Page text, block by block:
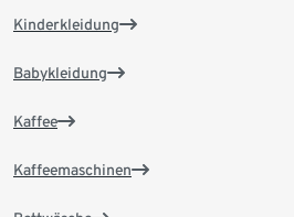
Kinderkleidung
Babykleidung
Kaffee
Kaffeemaschinen